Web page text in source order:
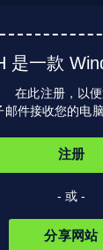
是一款
在此注册，以
邮件接收您的电
注册
- 或 -
分享网站